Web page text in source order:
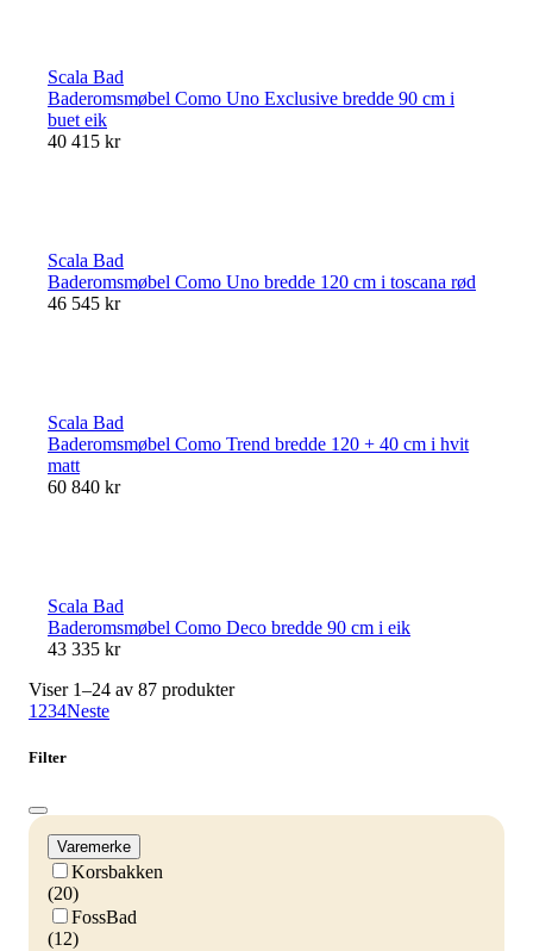
Scala Bad
Baderomsmøbel Como Uno Exclusive bredde 90 cm i
buet eik
40 415 kr
Scala Bad
Baderomsmøbel Como Uno bredde 120 cm i toscana rød
46 545 kr
Scala Bad
Baderomsmøbel Como Trend bredde 120 + 40 cm i hvit
matt
60 840 kr
Scala Bad
Baderomsmøbel Como Deco bredde 90 cm i eik
43 335 kr
Viser 1–24 av 87 produkter
1 234Neste
Filter
Varemerke
Korsbakken
(20)
FossBad
(12)